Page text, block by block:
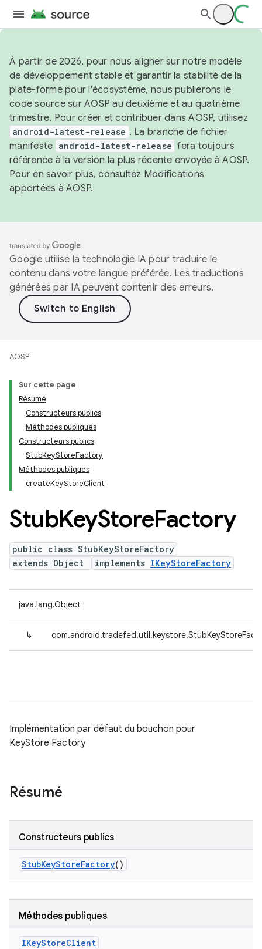
À partir de 2026, pour nous aligner sur notre modèle
de développement stable et garantir la stabilité de la
plate-forme pour l'écosystème, nous publierons le
code source sur AOSP au deuxième et au quatrième
trimestre. Pour créer et contribuer dans AOSP, utilisez
android-latest-release . La branche de fichier
manifeste android-latest-release fera toujours
référence à la version la plus récente envoyée à AOSP.
Pour en savoir plus, consultez Modifications
apportées à AOSP.
Google utilise la technologie IA pour traduire le
contenu dans votre langue préférée. Les traductions
générées par IA peuvent contenir des erreurs.
AOSP
Sur cette page
Résumé
Constructeurs publics
Méthodes publiques
Constructeurs publics
StubKeyStoreFactory
Méthodes publiques
createKeyStoreClient
StubKeyStoreFactory
public class StubKeyStoreFactory
extends Object
implements IKeyStoreFactory
java.lang.Object
↳
Implémentation par défaut du bouchon pour
KeyStore Factory
Résumé
Constructeurs publics
StubKeyStoreFactory()
Méthodes publiques
IKeyStoreClient